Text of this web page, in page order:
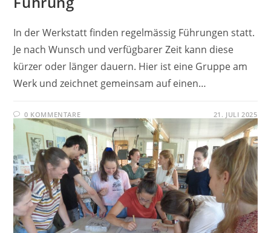
In der Werkstatt finden regelmässig Führungen statt.
Je nach Wunsch und verfügbarer Zeit kann diese
kürzer oder länger dauern. Hier ist eine Gruppe am
Werk und zeichnet gemeinsam auf einen…
0 KOMMENTARE 21. JULI 2025